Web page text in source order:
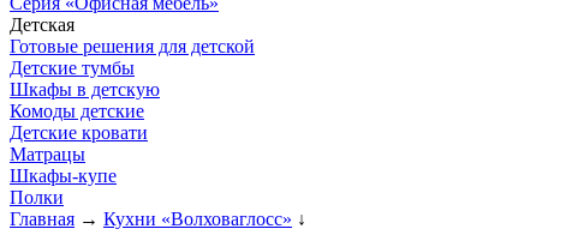
Детская
Готовые решения для детской
Детские тумбы
Шкафы в детскую
Комоды детские
Детские кровати
Матрацы
Шкафы-купе
Полки
Главная → Кухни «Волховаглосс» ↓